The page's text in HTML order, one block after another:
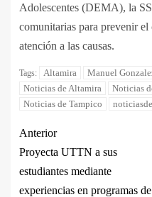
Adolescentes (DEMA), la
comunitarias para prevenir
atención a las causas.
Tags: Altamira Manuel
Noticias de Altamira
Noticias
Noticias de Tampico
Anterior
Proyecta UTTN a sus
estudiantes mediante
experiencias en programas de